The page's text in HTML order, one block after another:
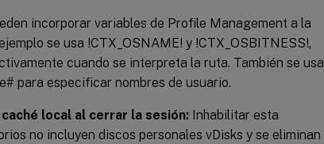
incorporar variables de Profile Management a la
se usa !CTX_OSNAME! y !CTX_OSBITNESS!,
cuando se interpreta la ruta. También se usa
para especificar nombres de usuario.
local al cerrar la sesión: Inhabilitar esta
no incluyen discos personales vDisks y se eliminan